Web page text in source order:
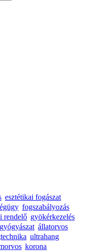
esztétikai fogászat
fogszabályozás
rendelő gyökérkezelés
állatorvos
ultrahang
korona